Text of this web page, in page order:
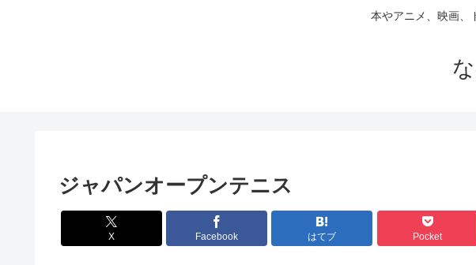
本やアニメ、映画、
ジャパンオープンテニス
X Facebook はてブ Pocket